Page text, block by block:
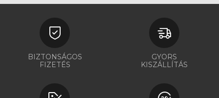
BIZTONSÁGOS
FIZETÉS
GYORS
KISZÁLLÍTÁS